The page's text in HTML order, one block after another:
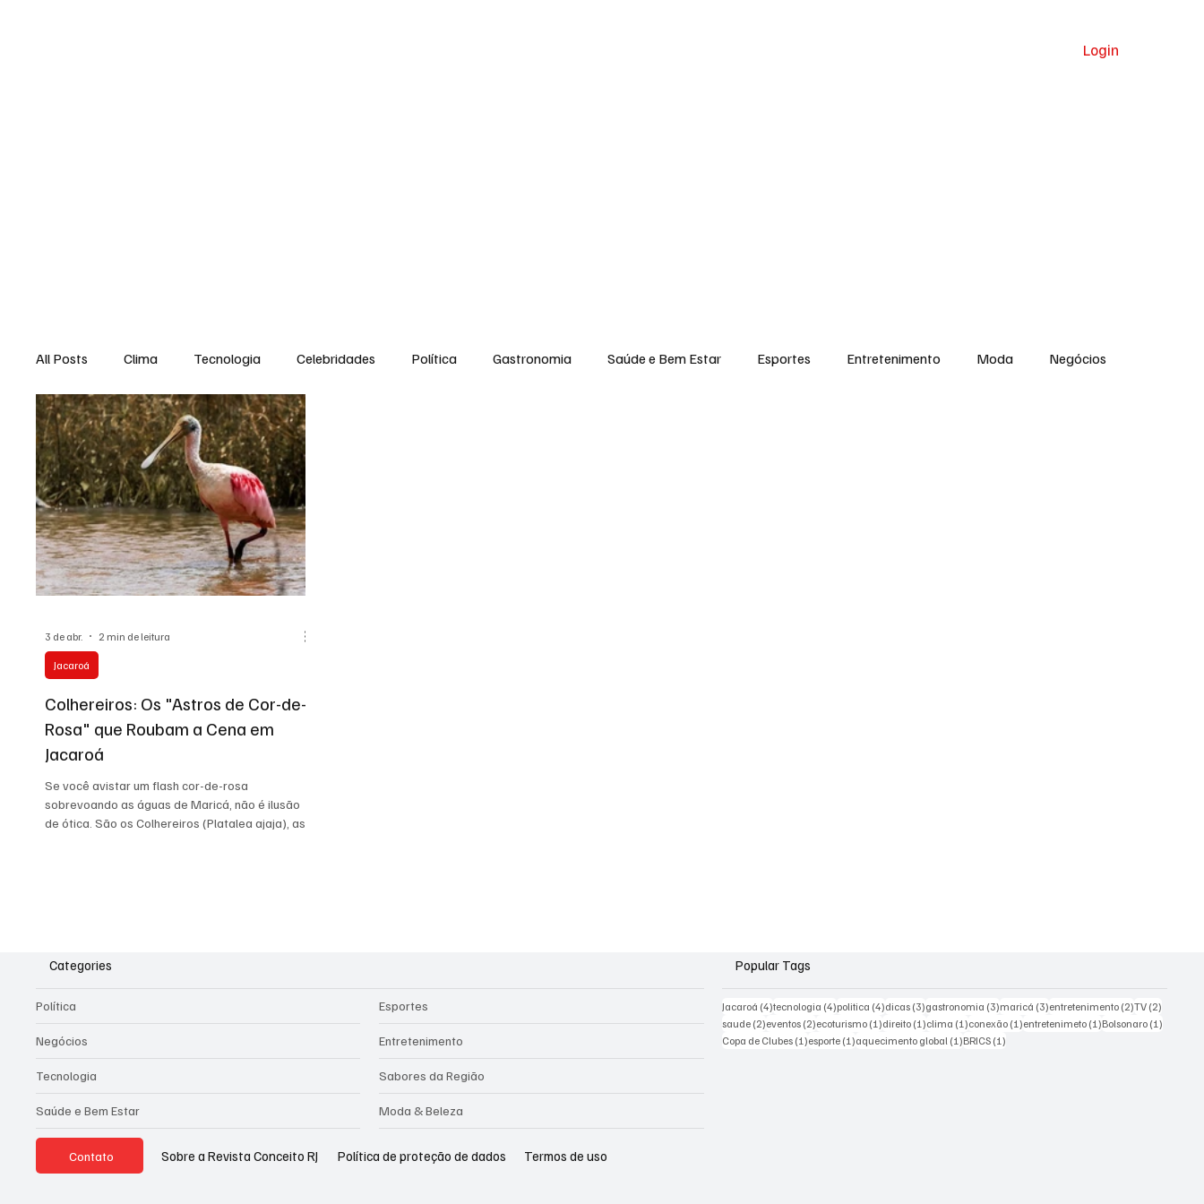
Login
All Posts Clima Tecnologia Celebridades Política Gastronomia Saúde e Bem Estar Esportes Entretenimento Moda Negócios
Casa e Jardim Destaques Eventos
Cultura Onde Comer Dança
Colhereiros: Os "Astros de Cor-de-
Rosa" que Roubam a Cena em
Jacaroá
Se você avistar um flash cor-de-rosa
sobrevoando as águas de Maricá, não é ilusão
de ótica. São os Colhereiros (Platalea ajaja), as
colhereiro não é apenas um "rostinho boni
Jacaroá
3 de abr. 2 min de leitura
Categories
Política
Negócios
Tecnologia
Saúde e Bem Estar
Esportes
Entretenimento
Sabores da Região
Moda & Beleza
Popular Tags
Jacaroá (4)4 posts
tecnologia (4)4 posts
politica (4)4 posts
dicas (3)3 posts
gastronomia (3)3 posts
maricá (3)3 posts
entretenimento (2)2 posts
TV (2)
saude (2)2 posts
eventos (2)2 posts
ecoturismo (1)1 post
direito (1)1 post
clima (1)1 post
conexão (1)1 post
entretenimeto (1)1 post
Bolsonaro (1)
Copa de Clubes (1)1 post
esporte (1)1 post
aquecimento global (1)1 post
BRICS (1)
Contato Sobre a Revista Conceito RJ Política de proteção de dados Termos de uso